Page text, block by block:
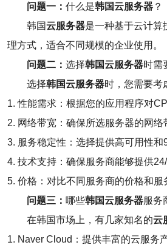
问题一： 什么是韩国云服务器 ？
韩国云服务器是一种基于云计算
理方式，适合不同规模的企业使用。
问题二： 选择韩国云服务器时需
选择韩国云服务器时，您需要考
1. 性能需求：根据您的应用程序对
2. 网络带宽：确保所选服务器的网络
3. 服务稳定性：选择提供高可用性和
4. 技术支持：确保服务商能够提供
5. 价格：对比不同服务商的价格和服
问题三： 哪些韩国云服务器服务
在韩国市场上，有几家知名的云
1. Naver Cloud：提供丰富的云服务